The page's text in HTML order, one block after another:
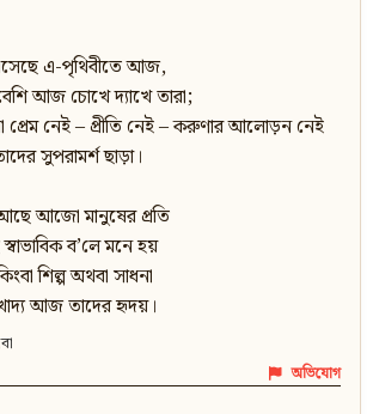
এ-পৃথিবীতে আজ,
আজ চোখে দ্যাখে তারা;
নেই – প্রীতি নেই – করুণার আলোড়ন নেই
সুপরামর্শ ছাড়া।
আজো মানুষের প্রতি
ব’লে মনে হয়
শিল্প অথবা সাধনা
আজ তাদের হৃদয়।
অভিযোগ